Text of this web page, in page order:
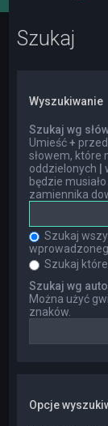
Szukaj
Wyszukiwanie
Szukaj wg
Umieść+
słowem, które
oddzielonych
będzie
zamiennika
Szukaj
Szukaj
Szukaj wg
Można użyć
znaków.
Opcje